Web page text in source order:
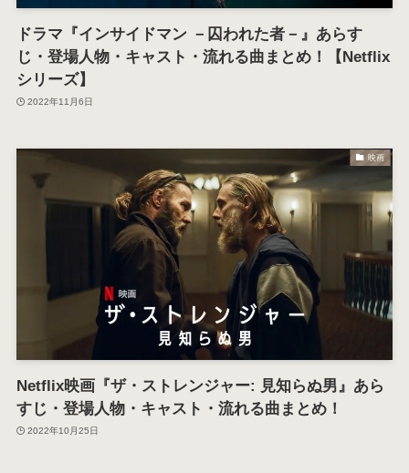
ドラマ『インサイドマン －囚われた者－』あらす
じ・登場人物・キャスト・流れる曲まとめ！【Netflix
シリーズ】
2022年11月6日
映画
Netflix映画『ザ・ストレンジャー: 見知らぬ男』あら
すじ・登場人物・キャスト・流れる曲まとめ！
2022年10月25日